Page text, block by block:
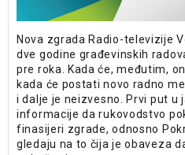
Nova zgrada Radio-televizije
dve godine građevinskih
pre roka. Kada će, međutim,
kada će postati novo radno
i dalje je neizvesno. Prvi put u
informacije da rukovodstvo
finasijeri zgrade, odnosno
gledaju na to čija je obaveza